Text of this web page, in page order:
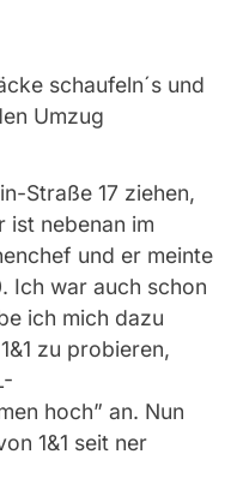
schaufeln´s und
Umzug
Straße 17 ziehen,
ist nebenan im
und er meinte
Ich war auch schon
ich mich dazu
zu probieren,
hoch” an. Nun
1&1 seit ner